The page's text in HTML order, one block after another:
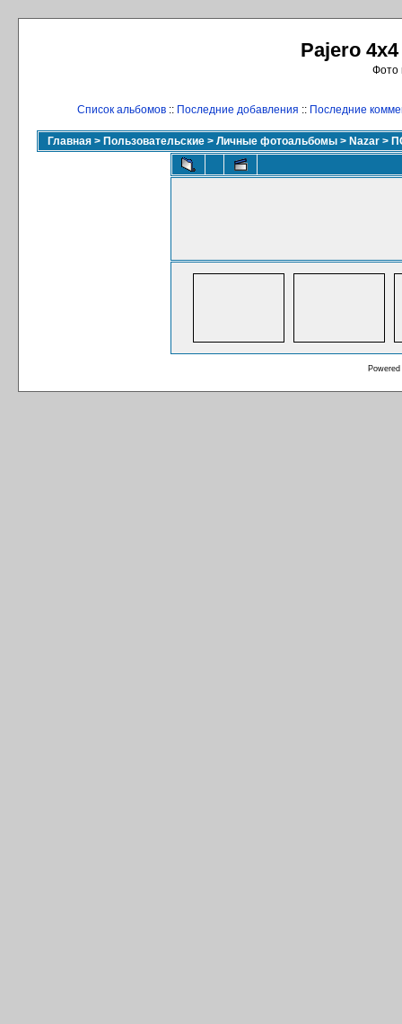
Pajero
Фото
Список альбомов :: Последние добавления :: Последние
Главная > Пользовательские > Личные фотоальбомы > Nazar >